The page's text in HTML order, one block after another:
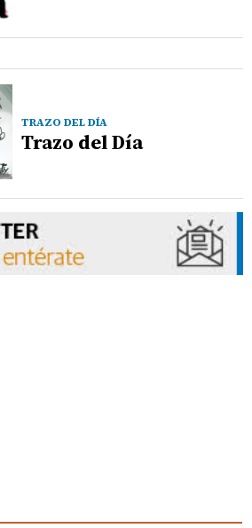
TRAZO DEL DÍA
Trazo del Día